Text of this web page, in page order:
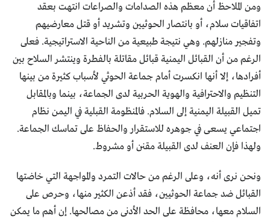
ومن الملاحظ أن معظم هذه الصدامات والصراعات انتهت بعقد
اتفاقيات سلام، أو بانتصار الحوثيين وتشريد أو قتل معارضيهم
وتفجير منازلهم. وهي نتيجة طبيعية من الناحية الاستراتيجية. فعلى
الرغم من أن القبائل اليمنية قبائل مقاتلة بالفطرة وينتشر السلاح بين
أفرادها، إلا أنها انكسرت أمام جماعة الحوثي لأسباب كثيرة من بينها
التنظيم والاحترافية والهوية الحربية لدى الجماعة، بينما وبالمقابل
تميل القبيلة اليمنية إلى السلام. فالمنظومة القبلية في اليمن نظام
اجتماعي يسعى في جوهره للاستقرار والحفاظ على تماسك الجماعة.
ولهذا فإن العنف لدى القبيلة مقنن أو مشروط.
ونحن نرى أنه، وعلى الرغم من حالات التمرد والمواجهة التي خاضتها
القبائل ضد جماعة الحوثيين، فقد أذعن الكثير منها، وحرص على
السلام معها، محافظة على الحد الأدنى من مصالحها. إن أهم ما يمكن